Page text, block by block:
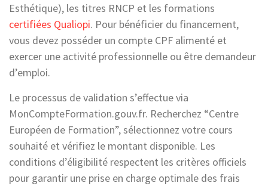
Esthétique), les titres RNCP et les formations
certifiées Qualiopi. Pour bénéficier du financement,
vous devez posséder un compte CPF alimenté et
exercer une activité professionnelle ou être demandeur
d’emploi.
Le processus de validation s’effectue via
MonCompteFormation.gouv.fr. Recherchez “Centre
Européen de Formation”, sélectionnez votre cours
souhaité et vérifiez le montant disponible. Les
conditions d’éligibilité respectent les critères officiels
pour garantir une prise en charge optimale des frais